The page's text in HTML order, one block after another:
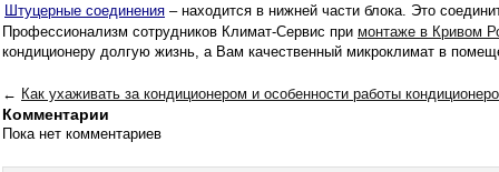
Штуцерные соединения – находится в нижней части блока. Это
Профессионализм сотрудников Климат-Сервис при монтаже в Кривом
кондиционеру долгую жизнь, а Вам качественный микроклимат в
← Как ухаживать за кондиционером и особенности работы
Комментарии
Пока нет комментариев